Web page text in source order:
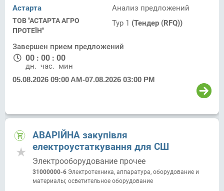
Астарта
ТОВ "АСТАРТА АГРО
ПРОТЕЇН"
Анализ предложений
Тур 1 (Тендер (RFQ))
Завершен прием предложений
00 : 00 : 00
дн. час. мин.
05.08.2026 09:00 AM-07.08.2026 03:00 PM
АВАРІЙНА закупівля
електроустаткування для СШ
Электрооборудование прочее
31000000-6 Электротехника, аппаратура, оборудование и
материалы; осветительное оборудование